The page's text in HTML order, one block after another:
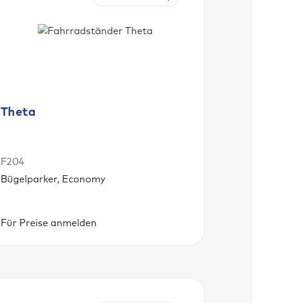
Theta
F204
Bügelparker, Economy
Für Preise anmelden